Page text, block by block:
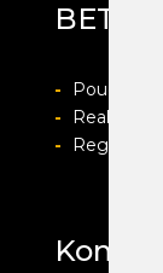
BET-
-
-
Realizacja
-